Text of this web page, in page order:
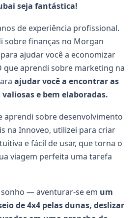
seja fantástica!
de experiência profissional.
sobre finanças no Morgan
ajudar você a economizar
que aprendi sobre marketing na
ajudar você a encontrar as
e bem elaboradas.
aprendi sobre desenvolvimento
na Innoveo, utilizei para criar
e fácil de usar, que torna o
viagem perfeita uma tarefa
— aventurar-se em um
de 4x4 pelas dunas, deslizar